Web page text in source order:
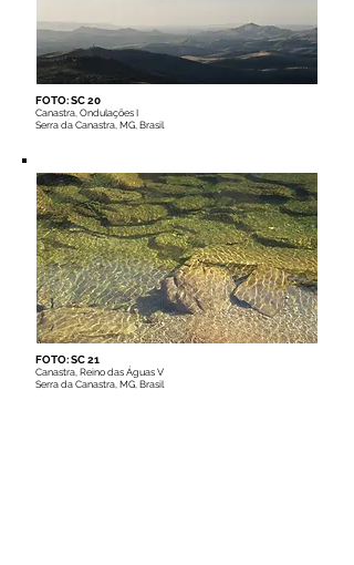
FOTO: SC 20
Canastra, Ondulações I
Serra da Canastra, MG, Brasil
FOTO: SC 21
Canastra, Reino das Águas V
Serra da Canastra, MG, Brasil